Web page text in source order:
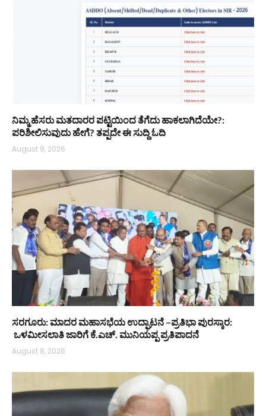
ನಿಮ್ಮ ಹೆಸರು ಮತದಾರರ ಪಟ್ಟಿಯಿಂದ ತೆಗೆದು ಹಾಕಲಾಗಿದೆಯೇ?:
ಪರಿಶೀಲಿಸುವುದು ಹೇಗೆ? ತಪ್ಪದೇ ಈ ಸುದ್ದಿ ಓದಿ
August 9, 2026
ಸರಗೂರು: ಮಾದರ ಮಹಾಸಭೆಯ ಉದ್ಘಾಟನೆ –ಪ್ರತಿಭಾ ಪುರಸ್ಕಾರ:
ಒಳಮೀಸಲಾತಿ ಜಾರಿಗೆ ಕೆ.ಎಚ್. ಮುನಿಯಪ್ಪ ಪ್ರತಿಪಾದನೆ
August 8, 2026